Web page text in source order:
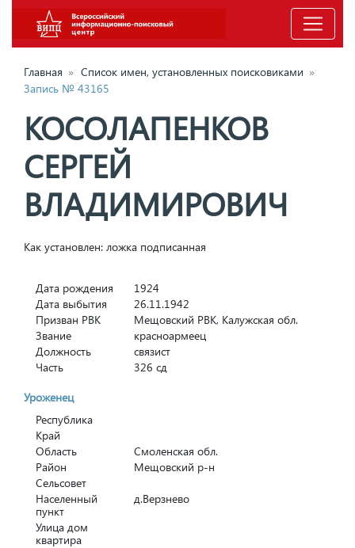
Главная » Список имен, установленных поисковиками »
Запись № 43165
КОСОЛАПЕНКОВ
СЕРГЕЙ
ВЛАДИМИРОВИЧ
Как установлен: ложка подписанная
Дата рождения
1924
Дата выбытия
26.11.1942
Призван РВК
Мещовский РВК, Калужская обл.
Звание
красноармеец
Должность
связист
Часть
326 сд
Уроженец
Республика
Край
Область
Смоленская обл.
Район
Мещовский р-н
Сельсовет
Населенный
пункт
д.Верзнево
Улица дом
квартира